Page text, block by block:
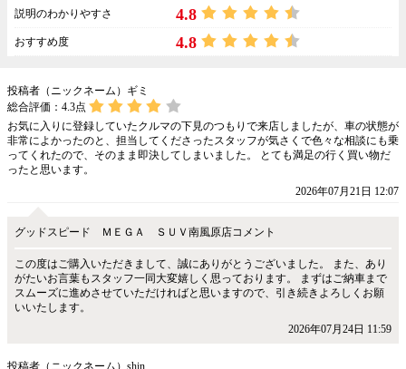
説明のわかりやすさ 4.8
おすすめ度 4.8
投稿者（ニックネーム）ギミ
総合評価： 4.3点
お気に入りに登録していたクルマの下見のつもりで来店しましたが、車の状態が
非常によかったのと、担当してくださったスタッフが気さくで色々な相談にも乗
ってくれたので、そのまま即決してしまいました。 とても満足の行く買い物だ
ったと思います。
2026年07月21日 12:07
グッドスピード ＭＥＧＡ ＳＵＶ南風原店コメント
この度はご購入いただきまして、誠にありがとうございました。 また、あり
がたいお言葉もスタッフ一同大変嬉しく思っております。 まずはご納車まで
スムーズに進めさせていただければと思いますので、引き続きよろしくお願
いいたします。
2026年07月24日 11:59